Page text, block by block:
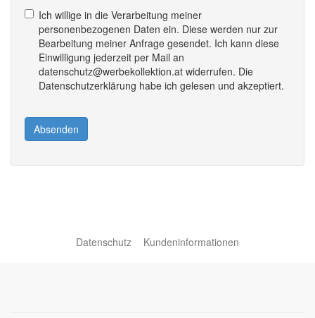
Ich willige in die Verarbeitung meiner
personenbezogenen Daten ein. Diese werden nur zur
Bearbeitung meiner Anfrage gesendet. Ich kann diese
Einwilligung jederzeit per Mail an
datenschutz@werbekollektion.at widerrufen. Die
Datenschutzerklärung habe ich gelesen und akzeptiert.
Absenden
Datenschutz Kundeninformationen